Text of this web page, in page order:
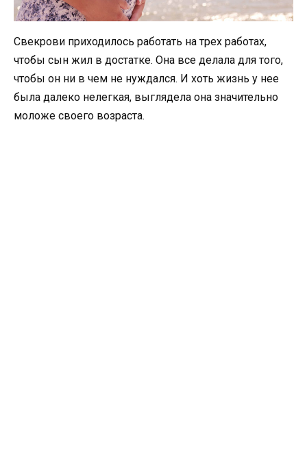
Свекрови приходилось работать на трех работах,
чтобы сын жил в достатке. Она все делала для того,
чтобы он ни в чем не нуждался. И хоть жизнь у нее
была далеко нелегкая, выглядела она значительно
моложе своего возраста.